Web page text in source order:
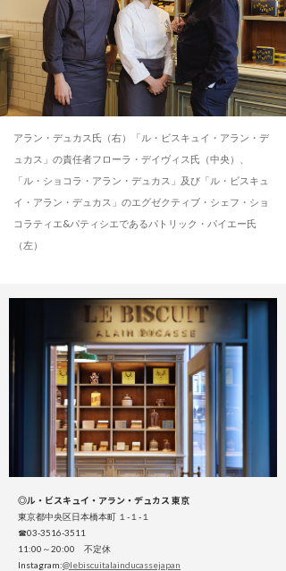
アラン・デュカス氏（右）「ル・ビスキュイ・アラン・デ
ュカス」の責任者フローラ・デイヴィス氏（中央）、
「ル・ショコラ・アラン・デュカス」及び「ル・ビスキュ
イ・アラン・デュカス」のエグゼクティブ・シェフ・ショ
コラティエ&パティシエであるパトリック・パイエー氏
（左）
◎ル・ビスキュイ・アラン・デュカス 東京
東京都中央区日本橋本町 １-１-１
☎03-3516-3511
11:00～20:00 不定休
Instagram:@lebiscuitalainducassejapan